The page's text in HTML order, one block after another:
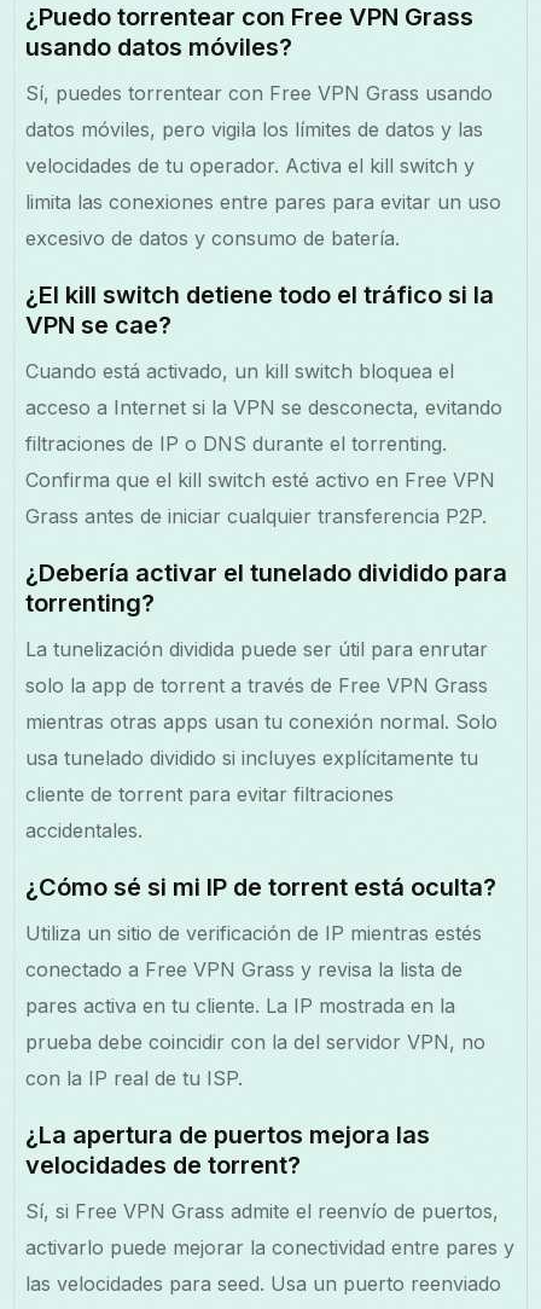
¿Puedo torrentear con Free VPN Grass
usando datos móviles?
Sí, puedes torrentear con Free VPN Grass usando
datos móviles, pero vigila los límites de datos y las
velocidades de tu operador. Activa el kill switch y
limita las conexiones entre pares para evitar un uso
excesivo de datos y consumo de batería.
¿El kill switch detiene todo el tráfico si la
VPN se cae?
Cuando está activado, un kill switch bloquea el
acceso a Internet si la VPN se desconecta, evitando
filtraciones de IP o DNS durante el torrenting.
Confirma que el kill switch esté activo en Free VPN
Grass antes de iniciar cualquier transferencia P2P.
¿Debería activar el tunelado dividido para
torrenting?
La tunelización dividida puede ser útil para enrutar
solo la app de torrent a través de Free VPN Grass
mientras otras apps usan tu conexión normal. Solo
usa tunelado dividido si incluyes explícitamente tu
cliente de torrent para evitar filtraciones
accidentales.
¿Cómo sé si mi IP de torrent está oculta?
Utiliza un sitio de verificación de IP mientras estés
conectado a Free VPN Grass y revisa la lista de
pares activa en tu cliente. La IP mostrada en la
prueba debe coincidir con la del servidor VPN, no
con la IP real de tu ISP.
¿La apertura de puertos mejora las
velocidades de torrent?
Sí, si Free VPN Grass admite el reenvío de puertos,
activarlo puede mejorar la conectividad entre pares y
las velocidades para seed. Usa un puerto reenviado